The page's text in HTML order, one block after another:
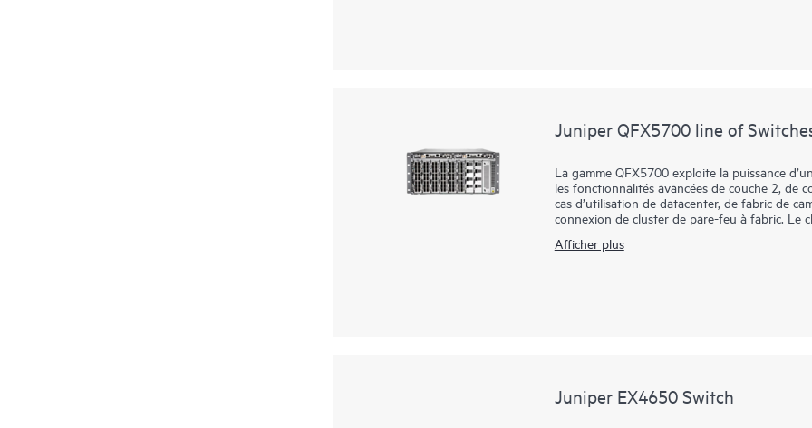
Gérez votre QFX10002 avec le logiciel de
Juniper QFX5700 line of
La gamme QFX5700 exploite la puissance
les fonctionnalités avancées de couche 2, de
cas d’utilisation de datacenter, de fabric de
connexion de cluster de pare-feu à fabric. Le
Les fournisseurs de cloud public et les
entreprises qui font passer leurs parcs de
option de colonne vertébrale EVPN-VXLAN
Afficher plus
Juniper EX4650 Switch